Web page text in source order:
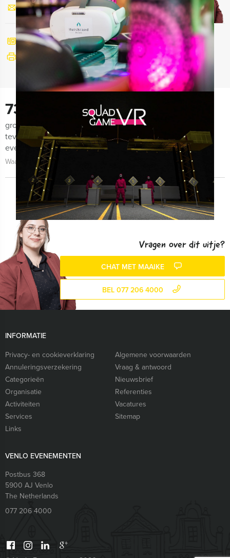
Stuur ons een mailtje
Bel mij terug
Bekijk printbare versie
730
groepen lieten ons de afgelopen maanden weten zeer
tevreden te zijn met de organisatie van het uitje, het
evenement zelf én de begeleiding!
Waarom kiezen voor Venlo Evenementen?
Vragen over dit uitje?
CHAT MET MAAIKE
BEL 077 206 4000
INFORMATIE
Privacy- en cookieverklaring
Algemene voorwaarden
Annuleringsverzekering
Vraag & antwoord
Categorieën
Nieuwsbrief
Organisatie
Referenties
Activiteiten
Vacatures
Services
Sitemap
Links
VENLO EVENEMENTEN
Postbus 368
5900 AJ Venlo
The Netherlands
077 206 4000